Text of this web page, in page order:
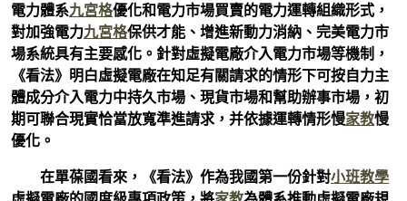
電力體系九宮格優化和電力市場買賣的電力運轉組織形式，
對加強電力九宮格保供才能、增進新動力消納、完美電力市
場系統具有主要感化。針對虛擬電廠介入電力市場等機制，
《看法》明白虛擬電廠在知足有關請求的情形下可按自力主
體成分介入電力中持久市場、現貨市場和幫助辦事市場，初
期可聯合現實恰當放寬準進請求，并依據運轉情形慢家教慢
優化。
在單葆國看來，《看法》作為我國第一份針對小班教學